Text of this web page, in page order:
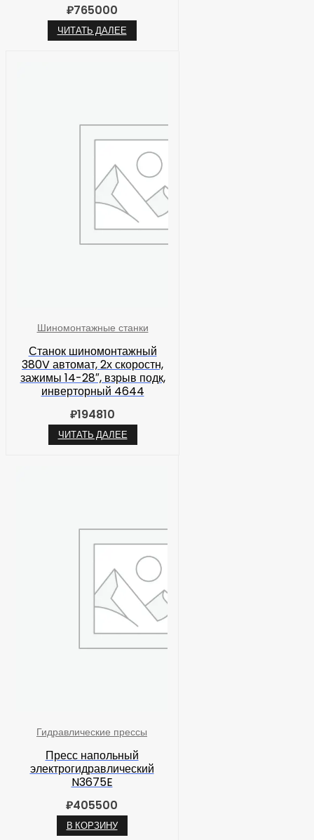
₽765000
ЧИТАТЬ ДАЛЕЕ
Шиномонтажные станки
Станок шиномонтажный
380V автомат, 2х скоростн,
зажимы 14-28″, взрыв подк,
инверторный 4644
₽194810
ЧИТАТЬ ДАЛЕЕ
Гидравлические прессы
Пресс напольный
электрогидравлический
N3675E
₽405500
В КОРЗИНУ